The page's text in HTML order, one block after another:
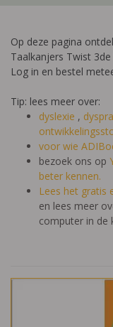
Op deze pagina
Taalkanjers Twist
Log in en bestel
Tip: lees meer over:
dyslexie ,
voor wie
bezoek ons op
beter kennen.
Lees het gratis
en lees meer
computer in de